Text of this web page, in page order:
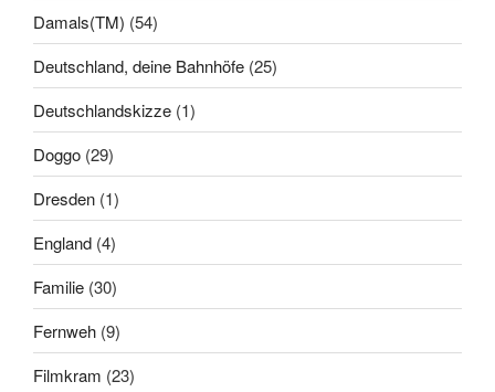
Damals(TM) (54)
Deutschland, deine Bahnhöfe (25)
Deutschlandskizze (1)
Doggo (29)
Dresden (1)
England (4)
Familie (30)
Fernweh (9)
Filmkram (23)